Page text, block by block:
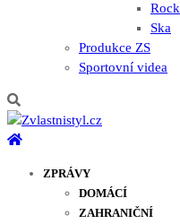
Rock
Ska
Produkce ZS
Sportovní videa
ZPRÁVY
DOMÁCÍ
ZAHRANIČNÍ